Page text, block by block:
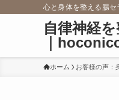
心と身体を整える腸セ
自律神経
｜
ホーム お客様の声：